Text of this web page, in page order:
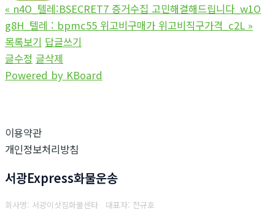
« n4O_텔레:BSECRET7 증거수집 고민해결해드립니다_w1O
g8H_텔레 : bpmc55 위고비구매가 위고비직구가격_c2L »
목록보기 답글쓰기
글수정 글삭제
Powered by KBoard
이용약관
개인정보처리방침
서광Express화물운송
회사명: 서광이삿짐화물센타 대표자: 전규호